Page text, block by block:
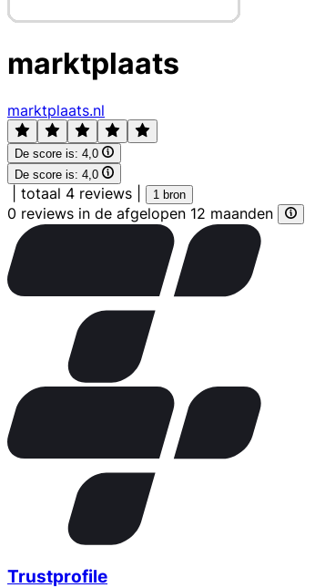
marktplaats
marktplaats.nl
De score is: 4,0
De score is: 4,0
totaal 4 reviews 1 bron
0 reviews in de afgelopen 12 maanden
Trustprofile